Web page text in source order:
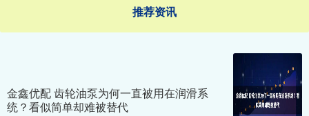
推荐资讯
金鑫优配 齿轮油泵为何一直被用在润滑系
统？看似简单却难被替代